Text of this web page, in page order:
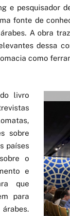
e pesquisador
fonte de
A obra
dessa
como
livro
sobre
países
o
e
que
para